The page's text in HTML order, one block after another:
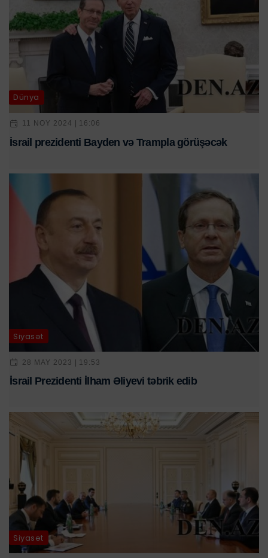
Dünya
11 NOY 2024 | 16:06
İsrail prezidenti Bayden və Trampla görüşəcək
Siyasət
28 MAY 2023 | 19:53
İsrail Prezidenti İlham Əliyevi təbrik edib
Siyasət